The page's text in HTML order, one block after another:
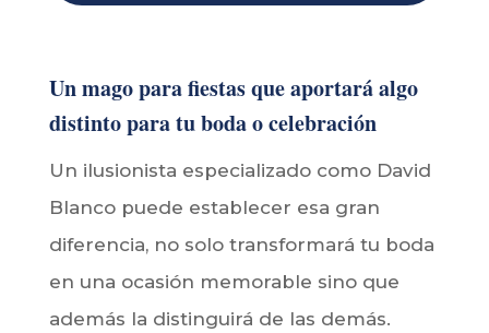
Un mago para fiestas que aportará algo
distinto para tu boda o celebración
Un ilusionista especializado como David
Blanco puede establecer esa gran
diferencia, no solo transformará tu boda
en una ocasión memorable sino que
además la distinguirá de las demás.